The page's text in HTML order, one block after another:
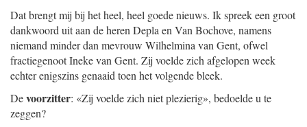
Dat brengt mij bij het heel, heel goede nieuws. Ik spreek een groot
dankwoord uit aan de heren Depla en Van Bochove, namens
niemand minder dan mevrouw Wilhelmina van Gent, ofwel
fractiegenoot Ineke van Gent. Zij voelde zich afgelopen week
echter enigszins genaaid toen het volgende bleek.
Devoorzitter: «Zij voelde zich niet plezierig», bedoelde u te
zeggen?